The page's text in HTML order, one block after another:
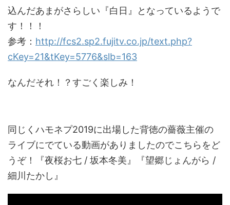
込んだあまがさらしい『白日』となっているようで
す！！！
参考： http://fcs2.sp2.fujitv.co.jp/text.php?
cKey=21&tKey=5776&slb=163
なんだそれ！？すごく楽しみ！
同じくハモネプ2019に出場した背徳の薔薇主催の
ライブにでている動画がありましたのでこちらをど
うぞ！『夜桜お七 / 坂本冬美』『望郷じょんがら /
細川たかし』